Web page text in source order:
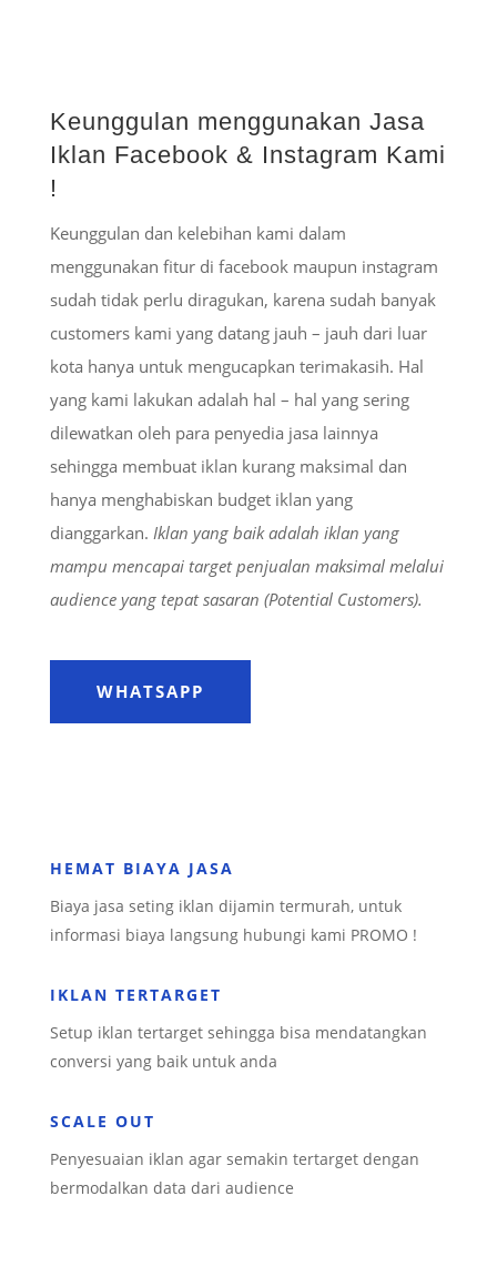
Keunggulan menggunakan Jasa
Iklan Facebook & Instagram Kami
!
Keunggulan dan kelebihan kami dalam
menggunakan fitur di facebook maupun instagram
sudah tidak perlu diragukan, karena sudah banyak
customers kami yang datang jauh – jauh dari luar
kota hanya untuk mengucapkan terimakasih. Hal
yang kami lakukan adalah hal – hal yang sering
dilewatkan oleh para penyedia jasa lainnya
sehingga membuat iklan kurang maksimal dan
hanya menghabiskan budget iklan yang
dianggarkan. Iklan yang baik adalah iklan yang
mampu mencapai target penjualan maksimal melalui
audience yang tepat sasaran (Potential Customers).
WHATSAPP
HEMAT BIAYA JASA
Biaya jasa seting iklan dijamin termurah, untuk
informasi biaya langsung hubungi kami PROMO !
IKLAN TERTARGET
Setup iklan tertarget sehingga bisa mendatangkan
conversi yang baik untuk anda
SCALE OUT
Penyesuaian iklan agar semakin tertarget dengan
bermodalkan data dari audience